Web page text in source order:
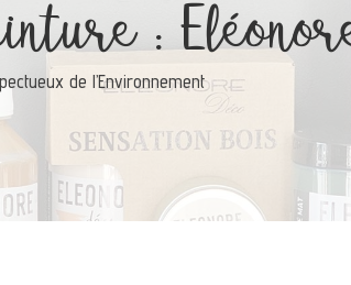
:
de l’Environnement